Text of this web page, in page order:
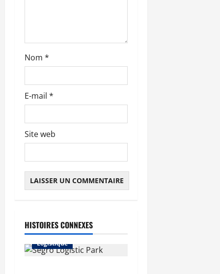
i
c
l
Nom *
E-mail *
Site web
HISTOIRES CONNEXES
Immo d'entreprise
Logistique